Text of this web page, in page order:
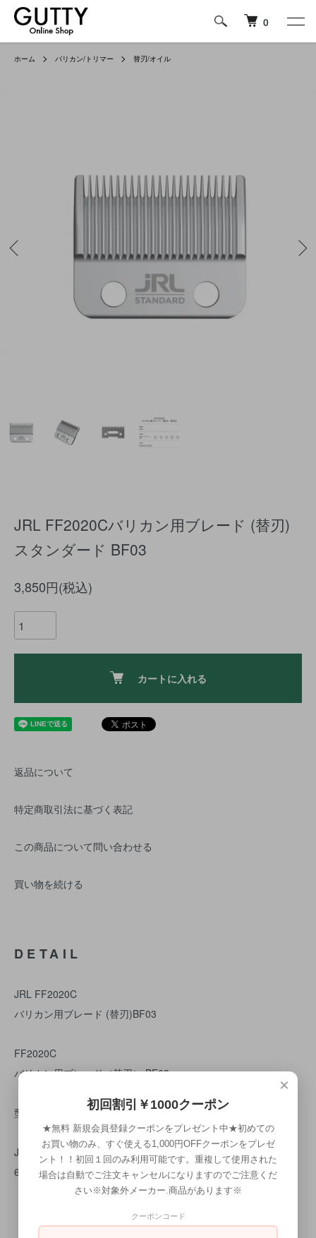
0
ホーム バリカン/トリマー 替刃/オイル
JRL FF2020Cバリカン用ブレード (替刃)
スタンダード BF03
3,850円(税込)
カートに入れる
返品について
特定商取引法に基づく表記
この商品について問い合わせる
買い物を続ける
DETAIL
JRL FF2020C
バリカン用ブレード (替刃)BF03
FF2020C
バリカン用ブレード（替刃） BF03
型番：BF03
JAN：
6935481301688
×
初回割引￥1000クーポン
★無料 新規会員登録クーポンをプレゼント中★初めての
お買い物のみ、すぐ使える1,000円OFFクーポンをプレゼ
ント！！初回１回のみ利用可能です。重複して使用された
場合は自動でご注文キャンセルになりますのでご注意くだ
さい※対象外メーカー.商品があります※
クーポンコード